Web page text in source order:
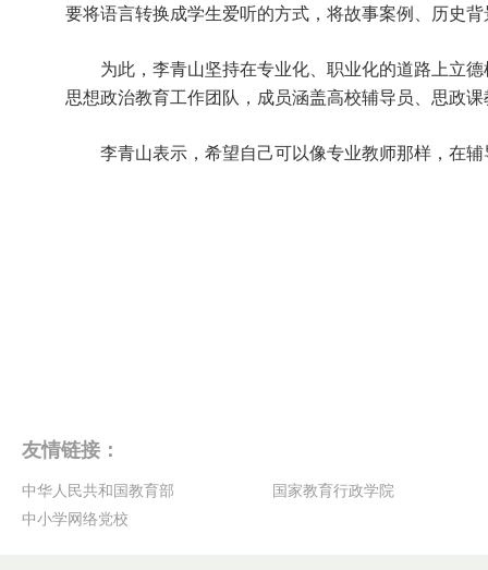
要将语言转换成学生爱听的方式，将故事案例、历史
为此，李青山坚持在专业化、职业化的道路上立
思想政治教育工作团队，成员涵盖高校辅导员、思政
李青山表示，希望自己可以像专业教师那样，在
友情链接：
中华人民共和国教育部
国家教育行政学院
中小学网络党校